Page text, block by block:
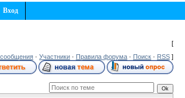
Вход
[
· Участники · Правила форума · Поиск · RSS ]